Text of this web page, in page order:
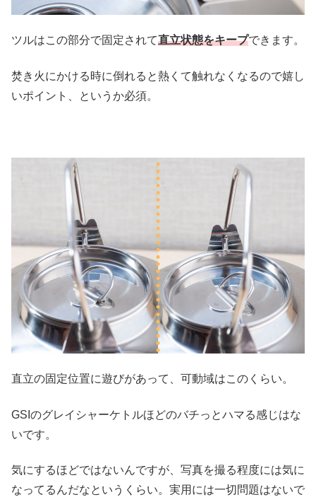
ツルはこの部分で固定されて直立状態をキープできます。
焚き火にかける時に倒れると熱くて触れなくなるので嬉し
いポイント、というか必須。
直立の固定位置に遊びがあって、可動域はこのくらい。
GSIのグレイシャーケトルほどのバチっとハマる感じはな
いです。
気にするほどではないんですが、写真を撮る程度には気に
なってるんだなというくらい。実用には一切問題はないで